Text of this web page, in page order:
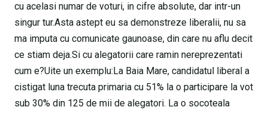
cu acelasi numar de voturi, in cifre absolute, dar intr-un
singur tur.Asta astept eu sa demonstreze liberalii, nu sa
ma imputa cu comunicate gaunoase, din care nu aflu decit
ce stiam deja.Si cu alegatorii care ramin nereprezentati
cum e?Uite un exemplu:La Baia Mare, candidatul liberal a
cistigat luna trecuta primaria cu 51% la o participare la vot
sub 30% din 125 de mii de alegatori. La o socoteala